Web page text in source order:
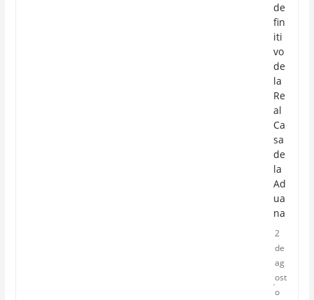
de
fin
iti
vo
de
la
Re
al
Ca
sa
de
la
Ad
ua
na
2
de
ag
ost
o